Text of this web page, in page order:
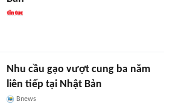
Nhu cầu gạo vượt cung ba năm
liên tiếp tại Nhật Bản
Bnews